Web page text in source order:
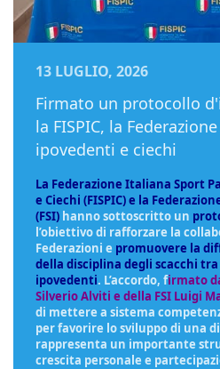
13 LUGLIO, 2026
Firmato un protocollo
la FISPIC, la
ipovedenti e ciechi
La Federazione Italiana Sport
e Ciechi (FISPIC) e la
(FSI) hanno sottoscritto un
l’obiettivo di rafforzare la
Federazioni e promuovere la
della disciplina degli scacchi
ipovedenti. L’accordo, firmato
Silverio Alviti e della FSI Luigi
di mettere a sistema
per favorire lo sviluppo di una
rappresenta un importante
crescita personale e